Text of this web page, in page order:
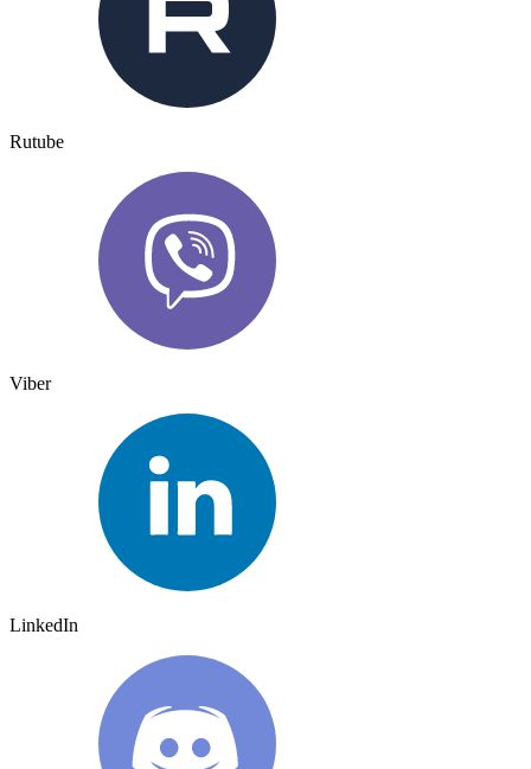
Rutube
Viber
LinkedIn